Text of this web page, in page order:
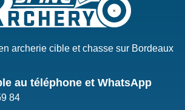
archerie cible et chasse sur Bordeaux
au téléphone et WhatsApp
84